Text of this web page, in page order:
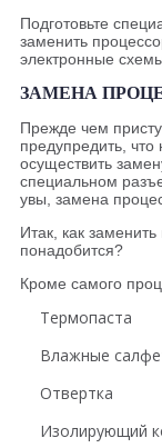
Подготовьте
заменить
электронные
ЗАМЕНА
Прежде чем
предупредить,
осуществить
специальном
увы, замена
Итак, как
понадобится?
Кроме самого
Термопаста
Влажные
Отвертка
Изолирующий